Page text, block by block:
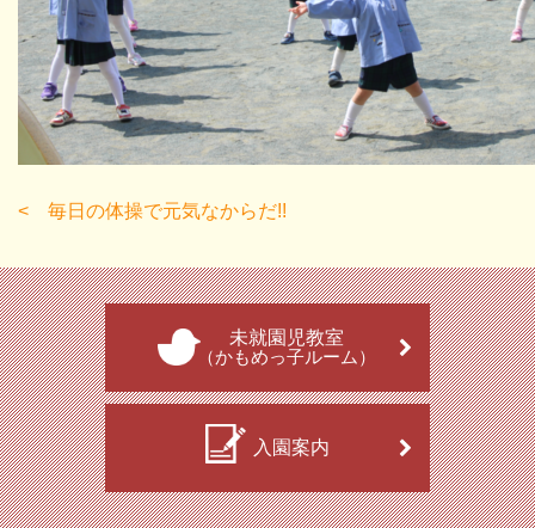
毎日の体操で元気なからだ!!
未就園児教室
（かもめっ子ルーム）
入園案内